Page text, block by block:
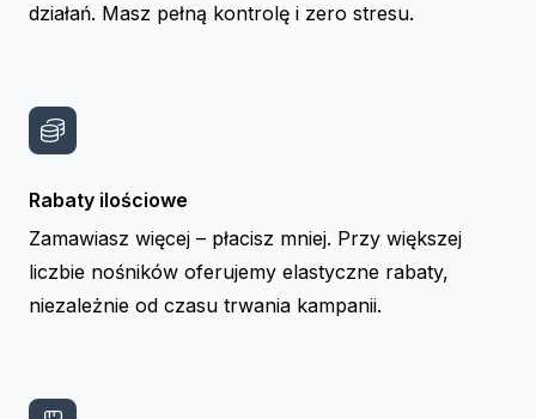
działań. Masz pełną kontrolę i zero stresu.
Rabaty ilościowe
Zamawiasz więcej – płacisz mniej. Przy większej
liczbie nośników oferujemy elastyczne rabaty,
niezależnie od czasu trwania kampanii.